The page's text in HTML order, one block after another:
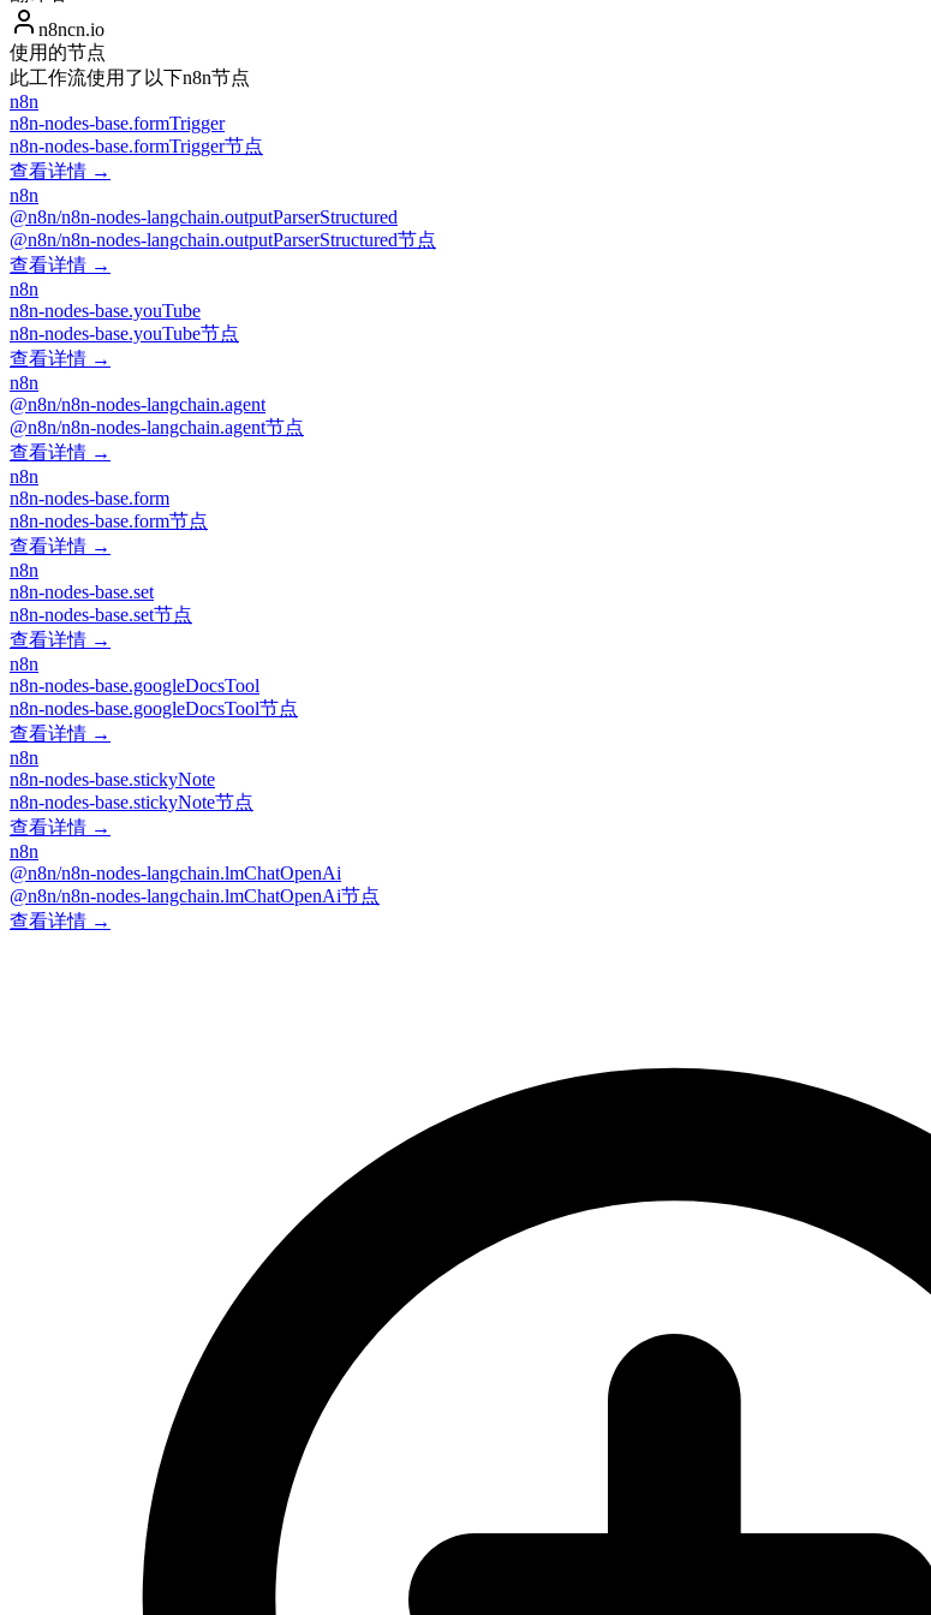
n8ncn.io
使用的节点
此工作流使用了以下n8n节点
n8n
n8n-nodes-base.formTrigger
n8n-nodes-base.formTrigger节点
查看详情 →
n8n
@n8n/n8n-nodes-langchain.outputParserStructured
@n8n/n8n-nodes-langchain.outputParserStructured节点
查看详情 →
n8n
n8n-nodes-base.youTube
n8n-nodes-base.youTube节点
查看详情 →
n8n
@n8n/n8n-nodes-langchain.agent
@n8n/n8n-nodes-langchain.agent节点
查看详情 →
n8n
n8n-nodes-base.form
n8n-nodes-base.form节点
查看详情 →
n8n
n8n-nodes-base.set
n8n-nodes-base.set节点
查看详情 →
n8n
n8n-nodes-base.googleDocsTool
n8n-nodes-base.googleDocsTool节点
查看详情 →
n8n
n8n-nodes-base.stickyNote
n8n-nodes-base.stickyNote节点
查看详情 →
n8n
@n8n/n8n-nodes-langchain.lmChatOpenAi
@n8n/n8n-nodes-langchain.lmChatOpenAi节点
查看详情 →